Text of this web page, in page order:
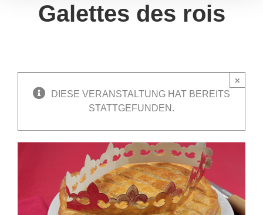
Galettes des rois
DIESE VERANSTALTUNG HAT BEREITS
STATTGEFUNDEN.
×